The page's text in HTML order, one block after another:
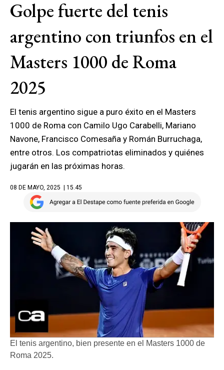
Golpe fuerte del tenis
argentino con triunfos en el
Masters 1000 de Roma
2025
El tenis argentino sigue a puro éxito en el Masters
1000 de Roma con Camilo Ugo Carabelli, Mariano
Navone, Francisco Comesaña y Román Burruchaga,
entre otros. Los compatriotas eliminados y quiénes
jugarán en las próximas horas.
08 DE MAYO, 2025 | 15.45
El tenis argentino, bien presente en el Masters 1000 de
Roma 2025.